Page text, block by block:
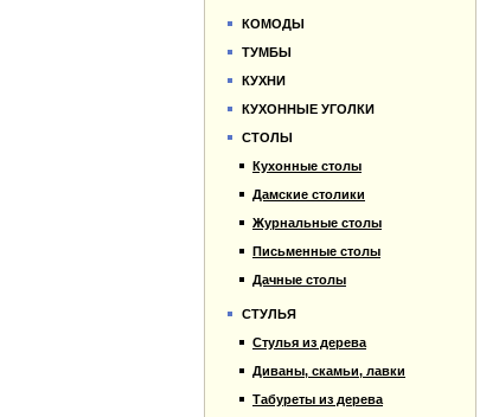
КОМОДЫ
ТУМБЫ
КУХНИ
КУХОННЫЕ УГОЛКИ
СТОЛЫ
Кухонные столы
Дамские столики
Журнальные столы
Письменные столы
Дачные столы
СТУЛЬЯ
Стулья из дерева
Диваны, скамьи, лавки
Табуреты из дерева